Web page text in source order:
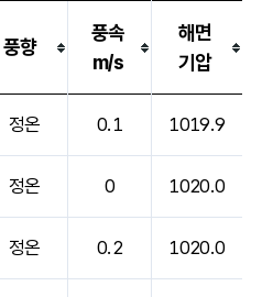
풍향
풍속
m/s
해면
기압
정온 0.1 1019.9
정온 0 1020.0
정온 0.2 1020.0